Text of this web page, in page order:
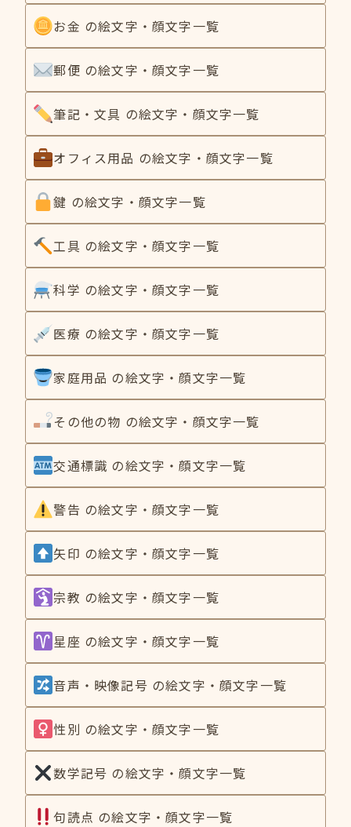
お金 の絵文字・顔文字一覧
郵便 の絵文字・顔文字一覧
筆記・文具 の絵文字・顔文字一覧
オフィス用品 の絵文字・顔文字一覧
鍵 の絵文字・顔文字一覧
工具 の絵文字・顔文字一覧
科学 の絵文字・顔文字一覧
医療 の絵文字・顔文字一覧
家庭用品 の絵文字・顔文字一覧
その他の物 の絵文字・顔文字一覧
交通標識 の絵文字・顔文字一覧
警告 の絵文字・顔文字一覧
矢印 の絵文字・顔文字一覧
宗教 の絵文字・顔文字一覧
星座 の絵文字・顔文字一覧
音声・映像記号 の絵文字・顔文字一覧
性別 の絵文字・顔文字一覧
数学記号 の絵文字・顔文字一覧
句読点 の絵文字・顔文字一覧